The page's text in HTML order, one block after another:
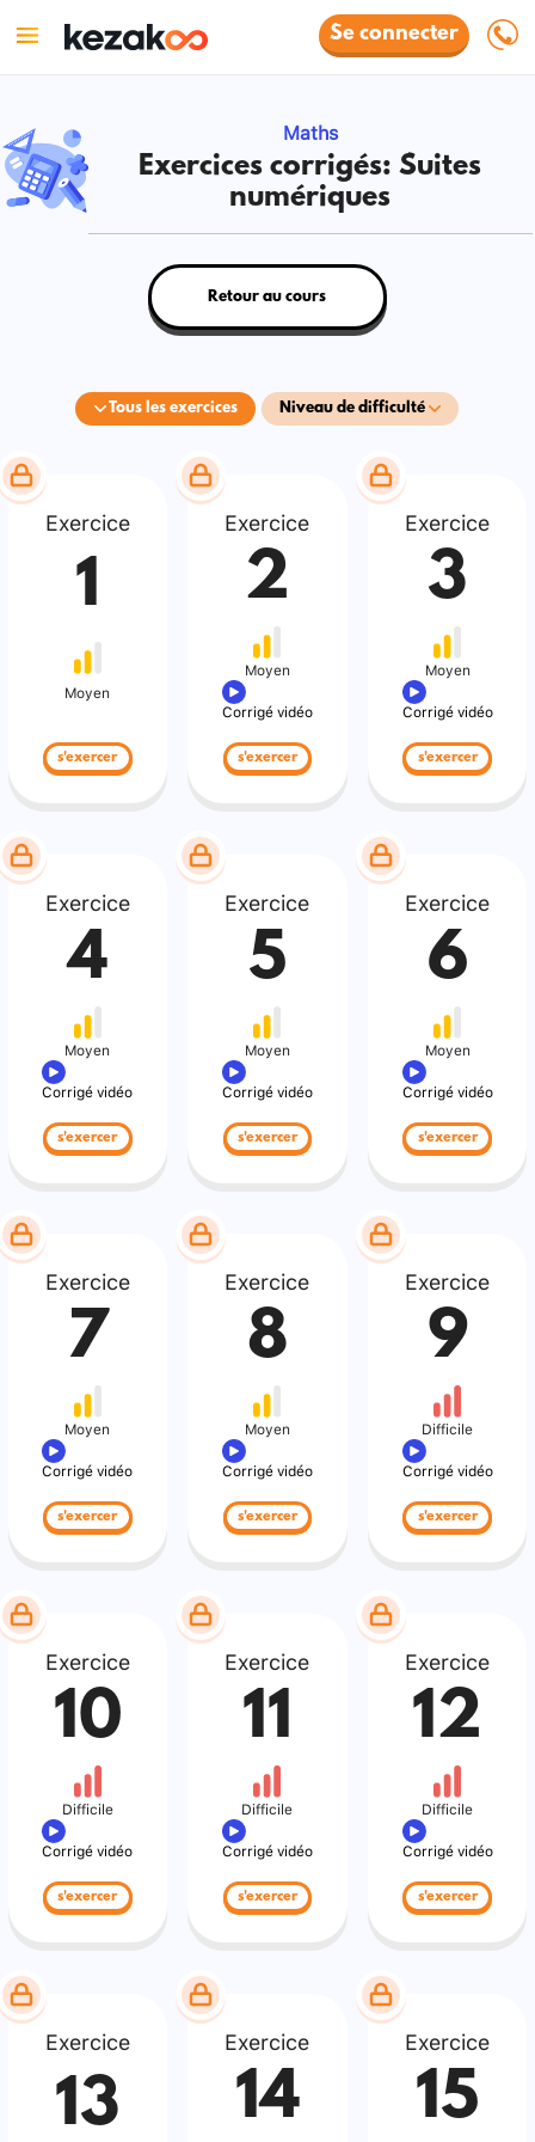
Se connecter
Maths
Exercices corrigés: Suites
numériques
Tous les exercices Niveau de difficulté
Retour au cours
Exercice
1
Moyen
s'exercer
Exercice
2
Moyen
Corrigé vidéo
s'exercer
Exercice
3
Moyen
Corrigé vidéo
s'exercer
Exercice
4
Moyen
Corrigé vidéo
s'exercer
Exercice
5
Moyen
Corrigé vidéo
s'exercer
Exercice
6
Moyen
Corrigé vidéo
s'exercer
Exercice
7
Moyen
Corrigé vidéo
s'exercer
Exercice
8
Moyen
Corrigé vidéo
s'exercer
Exercice
9
Difficile
Corrigé vidéo
s'exercer
Exercice
10
Difficile
Corrigé vidéo
s'exercer
Exercice
11
Difficile
Corrigé vidéo
s'exercer
Exercice
12
Difficile
Corrigé vidéo
s'exercer
Exercice
13
Exercice
14
Exercice
15